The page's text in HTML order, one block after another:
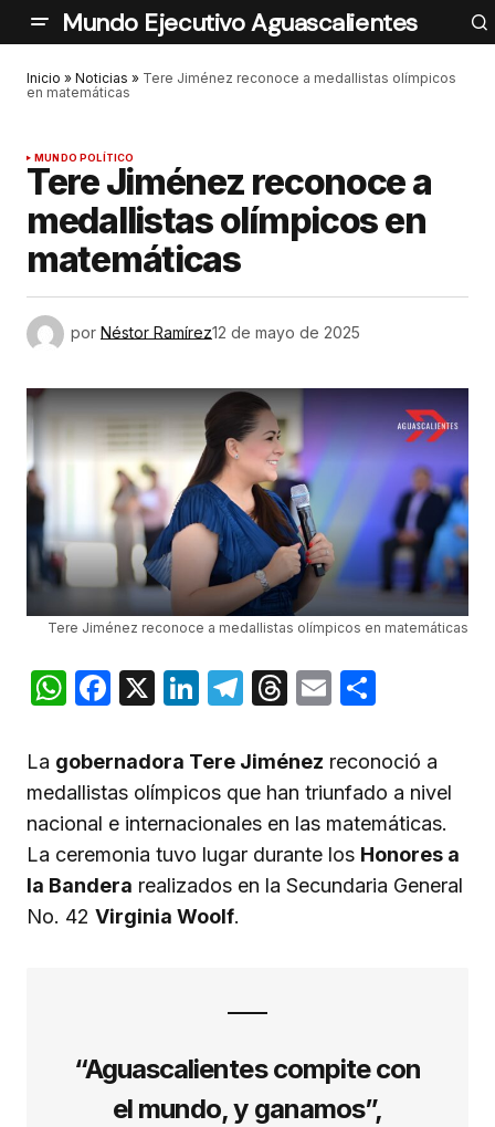
Mundo Ejecutivo Aguascalientes
Inicio » Noticias » Tere Jiménez reconoce a medallistas olímpicos
en matemáticas
MUNDO POLÍTICO
Tere Jiménez reconoce a
medallistas olímpicos en
matemáticas
por Néstor Ramírez12 de mayo de 2025
Tere Jiménez reconoce a medallistas olímpicos en matemáticas
WhatsApp
Facebook
X LinkedIn
Telegram
Threads
Email
La gobernadora Tere Jiménez reconoció a
medallistas olímpicos que han triunfado a nivel
nacional e internacionales en las matemáticas.
La ceremonia tuvo lugar durante los Honores a
la Bandera realizados en la Secundaria General
No. 42 Virginia Woolf.
“Aguascalientes compite con
el mundo, y ganamos”,